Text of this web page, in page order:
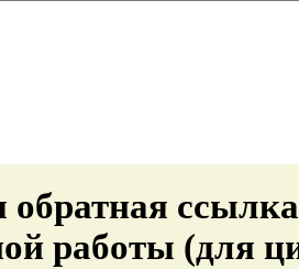
обратная
работы (для